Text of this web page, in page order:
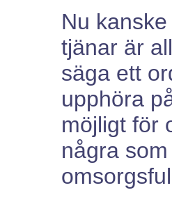
Nu
tjänar är
säga ett
upphöra
möjligt för
några